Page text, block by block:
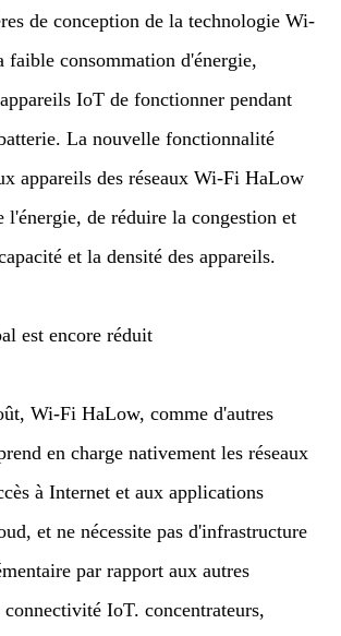
de conception de la technologie Wi-
consommation d'énergie,
IoT de fonctionner pendant
La nouvelle fonctionnalité
appareils des réseaux Wi-Fi HaLow
l'énergie, de réduire la congestion et
et la densité des appareils.
est encore réduit
Wi-Fi HaLow, comme d'autres
en charge nativement les réseaux
à Internet et aux applications
et ne nécessite pas d'infrastructure
par rapport aux autres
IoT. concentrateurs,